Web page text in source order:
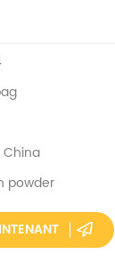
China
powder